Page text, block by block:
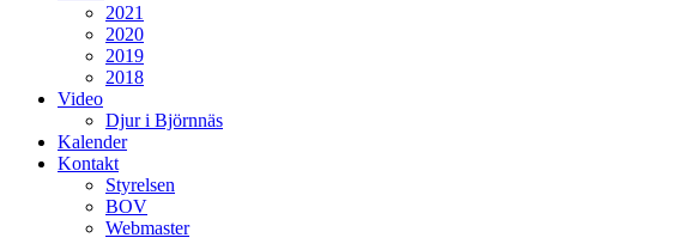
2021
2020
2019
2018
Video
Djur i Björnnäs
Kalender
Kontakt
Styrelsen
BOV
Webmaster